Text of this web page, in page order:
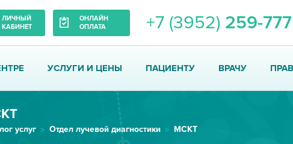
ЛИЧНЫЙ
КАБИНЕТ
ОНЛАЙН
ОПЛАТА
+7 (3952) 259-777
УСЛУГИ И ЦЕНЫ ПАЦИЕНТУ ВРАЧУ
услуг Отдел лучевой диагностики МСКТ